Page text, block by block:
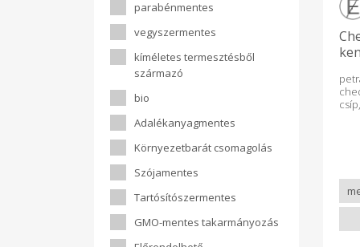
parabénmentes
vegyszermentes
kíméletes termesztésből
származó
bio
Adalékanyagmentes
Környezetbarát csomagolás
Szójamentes
Tartósítószermentes
GMO-mentes takarmányozás
a-
Az
a